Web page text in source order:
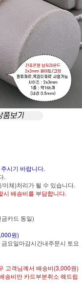
시기 바랍니다.
.
체)처리가 될 수 있습니다.
시 배송비를 부담합니다.
카드 동일)
원)
요일마감시간내주문시 토요
고객님께서 배송비(3,000원)
송비만 카드부분취소 해드립